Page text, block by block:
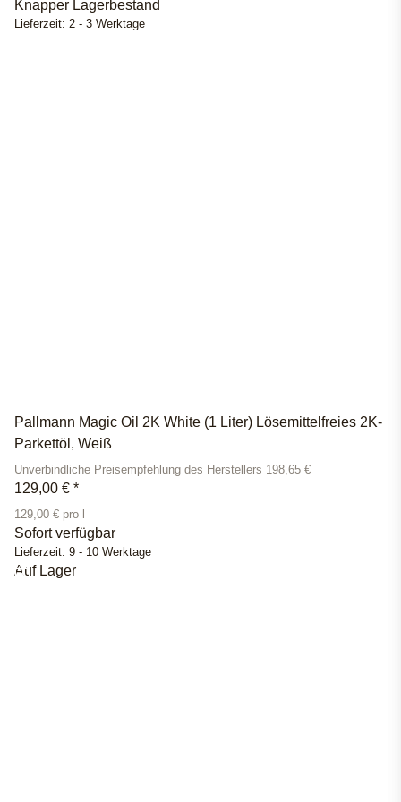
Knapper Lagerbestand
Lieferzeit: 2 - 3 Werktage
Pallmann Magic Oil 2K White (1 Liter) Lösemittelfreies 2K-
Parkettöl, Weiß
Unverbindliche Preisempfehlung des Herstellers 198,65 €
129,00 € *
129,00 € pro l
Sofort verfügbar
Lieferzeit: 9 - 10 Werktage
Auf Lager